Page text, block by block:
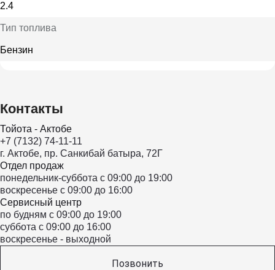
2.4
Тип топлива
Бензин
Контакты
Тойота - Актобе
+7 (7132) 74-11-11
г. Актобе, пр. Санкибай батыра, 72Г
Отдел продаж
понедельник-суббота с 09:00 до 19:00
воскресенье с 09:00 до 16:00
Сервисный центр
по будням с 09:00 до 19:00
суббота с 09:00 до 16:00
воскресенье - выходной
Позвонить